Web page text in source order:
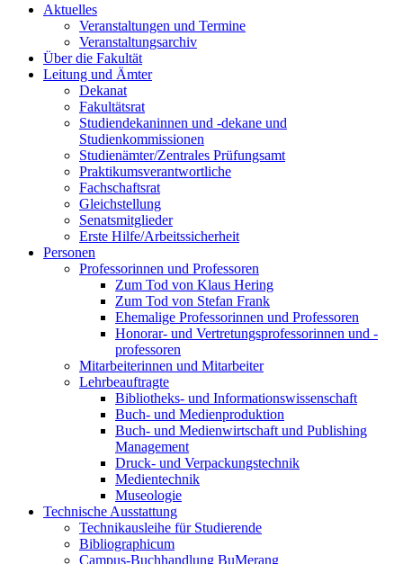
Aktuelles
Veranstaltungen und Termine
Veranstaltungsarchiv
Über die Fakultät
Leitung und Ämter
Dekanat
Fakultätsrat
Studiendekaninnen und -dekane und
Studienkommissionen
Studienämter/Zentrales Prüfungsamt
Praktikumsverantwortliche
Fachschaftsrat
Gleichstellung
Senatsmitglieder
Erste Hilfe/Arbeitssicherheit
Personen
Professorinnen und Professoren
Zum Tod von Klaus Hering
Zum Tod von Stefan Frank
Ehemalige Professorinnen und Professoren
Honorar- und Vertretungsprofessorinnen und -
professoren
Mitarbeiterinnen und Mitarbeiter
Lehrbeauftragte
Bibliotheks- und Informationswissenschaft
Buch- und Medienproduktion
Buch- und Medienwirtschaft und Publishing
Management
Druck- und Verpackungstechnik
Medientechnik
Museologie
Technische Ausstattung
Technikausleihe für Studierende
Bibliographicum
Campus-Buchhandlung BuMerang